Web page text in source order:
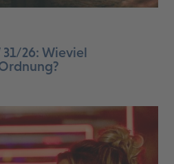
31/26: Wieviel